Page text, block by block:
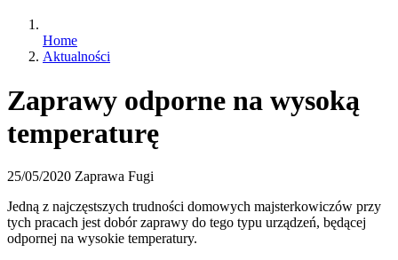
Home
Aktualności
Zaprawy odporne na wysoką
temperaturę
25/05/2020 Zaprawa Fugi
Jedną z najczęstszych trudności domowych majsterkowiczów przy
tych pracach jest dobór zaprawy do tego typu urządzeń, będącej
odpornej na wysokie temperatury.